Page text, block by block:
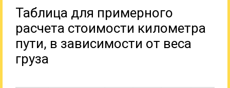
Таблица для примерного
расчета стоимости километра
пути, в зависимости от веса
груза